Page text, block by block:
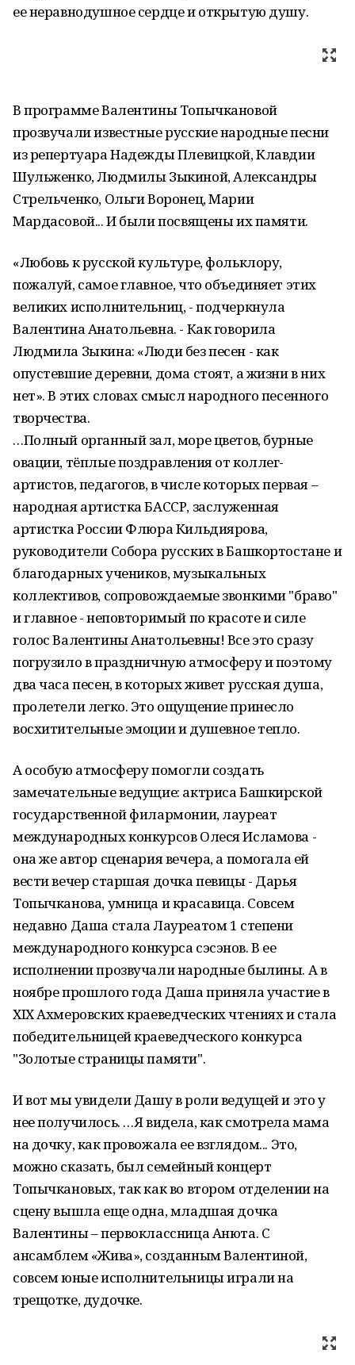
ее неравнодушное сердце и открытую душу.
В программе Валентины Топычкановой
прозвучали известные русские народные песни
из репертуара Надежды Плевицкой, Клавдии
Шульженко, Людмилы Зыкиной, Александры
Стрельченко, Ольги Воронец, Марии
Мардасовой... И были посвящены их памяти.
«Любовь к русской культуре, фольклору,
пожалуй, самое главное, что объединяет этих
великих исполнительниц, - подчеркнула
Валентина Анатольевна. - Как говорила
Людмила Зыкина: «Люди без песен - как
опустевшие деревни, дома стоят, а жизни в них
нет». В этих словах смысл народного песенного
творчества.
…Полный органный зал, море цветов, бурные
овации, тёплые поздравления от коллег-
артистов, педагогов, в числе которых первая –
народная артистка БАССР, заслуженная
артистка России Флюра Кильдиярова,
руководители Собора русских в Башкортостане и
благодарных учеников, музыкальных
коллективов, сопровождаемые звонкими "браво"
и главное - неповторимый по красоте и силе
голос Валентины Анатольевны! Все это сразу
погрузило в праздничную атмосферу и поэтому
два часа песен, в которых живет русская душа,
пролетели легко. Это ощущение принесло
восхитительные эмоции и душевное тепло.
А особую атмосферу помогли создать
замечательные ведущие: актриса Башкирской
государственной филармонии, лауреат
международных конкурсов Олеся Исламова -
она же автор сценария вечера, а помогала ей
вести вечер старшая дочка певицы - Дарья
Топычканова, умница и красавица. Совсем
недавно Даша стала Лауреатом 1 степени
международного конкурса сэсэнов. В ее
исполнении прозвучали народные былины. А в
ноябре прошлого года Даша приняла участие в
ХIХ Ахмеровских краеведческих чтениях и стала
победительницей краеведческого конкурса
"Золотые страницы памяти".
И вот мы увидели Дашу в роли ведущей и это у
нее получилось. …Я видела, как смотрела мама
на дочку, как провожала ее взглядом... Это,
можно сказать, был семейный концерт
Топычкановых, так как во втором отделении на
сцену вышла еще одна, младшая дочка
Валентины – первоклассница Анюта. С
ансамблем «Жива», созданным Валентиной,
совсем юные исполнительницы играли на
трещотке, дудочке.